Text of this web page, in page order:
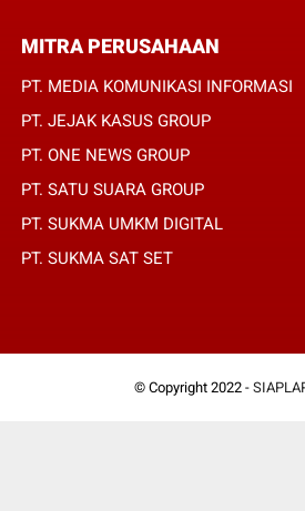
MITRA PERUSAHAAN
PT. MEDIA KOMUNIKASI INFORMASI
PT. JEJAK KASUS GROUP
PT. ONE NEWS GROUP
PT. SATU SUARA GROUP
PT. SUKMA UMKM DIGITAL
PT. SUKMA SAT SET
© Copyright 2022 -